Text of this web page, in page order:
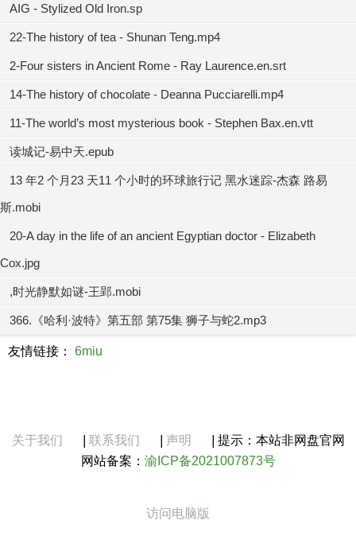
AIG - Stylized Old Iron.sp
22-The history of tea - Shunan Teng.mp4
2-Four sisters in Ancient Rome - Ray Laurence.en.srt
14-The history of chocolate - Deanna Pucciarelli.mp4
11-The world’s most mysterious book - Stephen Bax.en.vtt
读城记-易中天.epub
13 年2 个月23 天11 个小时的环球旅行记 黑水迷踪-杰森 路易
斯.mobi
20-A day in the life of an ancient Egyptian doctor - Elizabeth
Cox.jpg
,时光静默如谜-王郢.mobi
366.《哈利·波特》第五部 第75集 狮子与蛇2.mp3
友情链接： 6miu
关于我们 联系我们 声明
提示：本站非网盘官网
网站备案： 渝ICP备2021007873号
访问电脑版